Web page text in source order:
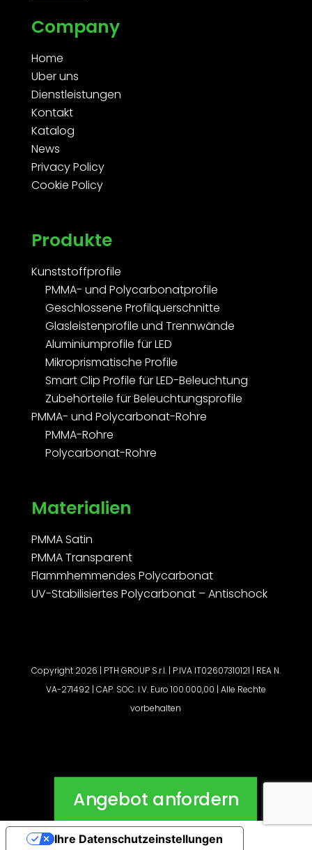
Company
Home
Uber uns
Dienstleistungen
Kontakt
Katalog
News
Privacy Policy
Cookie Policy
Produkte
Kunststoffprofile
PMMA- und Polycarbonatprofile
Geschlossene Profilquerschnitte
Glasleistenprofile und Trennwände
Aluminiumprofile für LED
Mikroprismatische Profile
Smart Clip Profile für LED-Beleuchtung
Zubehörteile für Beleuchtungsprofile
PMMA- und Polycarbonat-Rohre
PMMA-Rohre
Polycarbonat-Rohre
Materialien
PMMA Satin
PMMA Transparent
Flammhemmendes Polycarbonat
UV-Stabilisiertes Polycarbonat – Antischock
Copyright 2026 | PTH GROUP S.r.l. | P.IVA IT02607310121 | REA N.
VA-271492 | CAP. SOC. I.V. Euro 100.000,00 | Alle Rechte
vorbehalten
Angebot anfordern
Ihre Datenschutzeinstellungen